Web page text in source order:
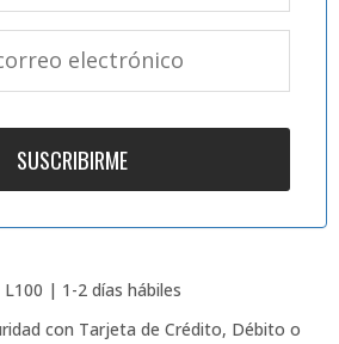
| 1-2 días hábiles
con Tarjeta de Crédito, Débito o